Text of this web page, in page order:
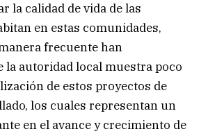
la calidad de vida de las
en estas comunidades,
frecuente han
la autoridad local muestra poco
de estos proyectos de
los cuales representan un
en el avance y crecimiento de